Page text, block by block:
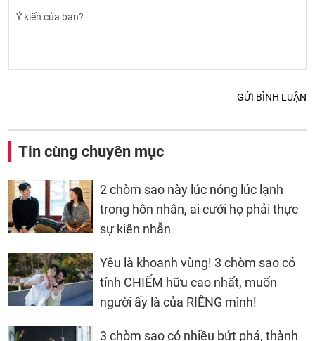
GỬI BÌNH LUẬN
Tin cùng chuyên mục
2 chòm sao này lúc nóng lúc lạnh
trong hôn nhân, ai cưới họ phải thực
sự kiên nhẫn
Yêu là khoanh vùng! 3 chòm sao có
tính CHIẾM hữu cao nhất, muốn
người ấy là của RIÊNG mình!
3 chòm sao có nhiều bứt phá, thành